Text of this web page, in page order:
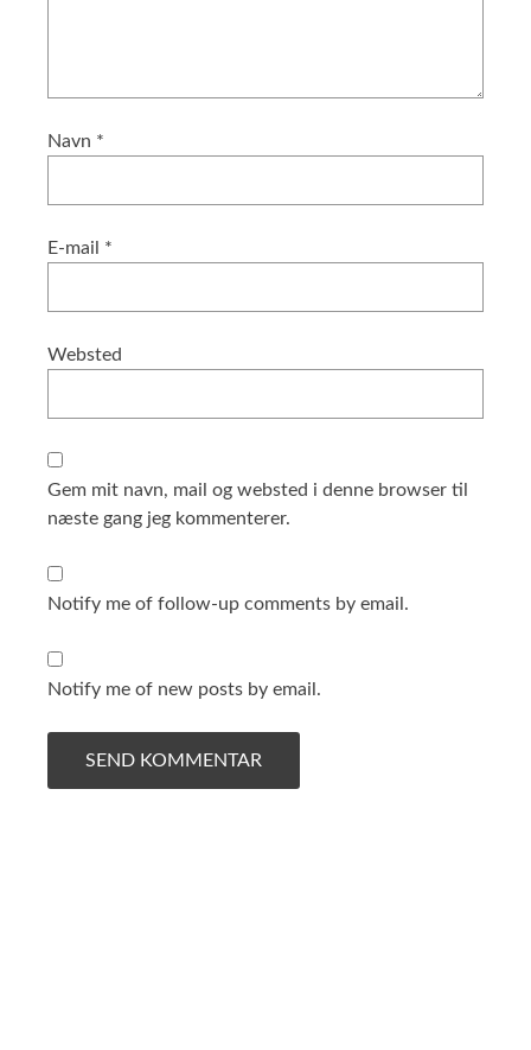
Navn *
E-mail *
Websted
Gem mit navn, mail og websted i denne browser til
næste gang jeg kommenterer.
Notify me of follow-up comments by email.
Notify me of new posts by email.